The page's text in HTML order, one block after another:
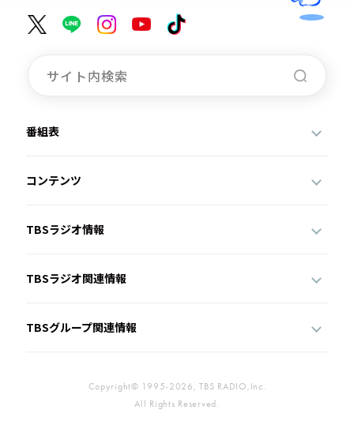
番組表
コンテンツ
TBSラジオ情報
TBSラジオ関連情報
TBSグループ関連情報
Copyright© 1995-2026, TBS RADIO,Inc.
All Rights Reserved.